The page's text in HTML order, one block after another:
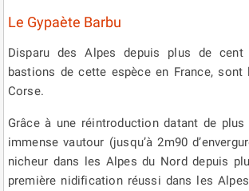
Le Gypaète Barbu
Disparu des Alpes depuis plus de cent
bastions de cette espèce en France, sont
Corse.
Grâce à une réintroduction datant de
immense vautour (jusqu’à 2m90
nicheur dans les Alpes du Nord depuis
première nidification réussi dans les